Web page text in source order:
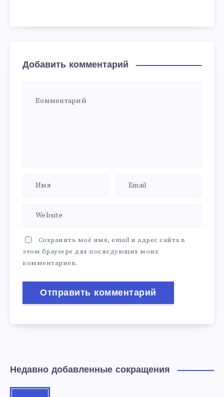
Добавить комментарий
Сохранить моё имя, email и адрес сайта в
этом браузере для последующих моих
комментариев.
Недавно добавленные сокращения